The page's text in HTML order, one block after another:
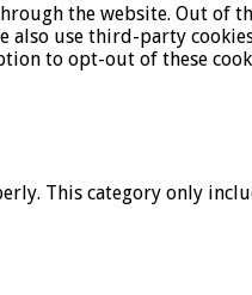
the website. Out of
use third-party
to opt-out of these
This category only